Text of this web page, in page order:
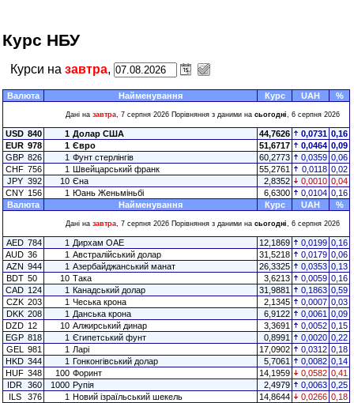
Курс НБУ
Курси на завтра,
Валюта Найменування Курс UAH %
Дані на завтра, 7 серпня 2026 Порівняння з даними на сьогодні, 6 серпня 2026
USD 840 1 Долар США 44,7626 0,0731 0,16
EUR 978 1 Євро 51,6717 0,0464 0,09
GBP 826 1 Фунт стерлінгів 60,2773 0,0359 0,06
CHF 756 1 Швейцарський франк 55,2761 0,0118 0,02
JPY 392 10 Єна 2,8352 0,0010 0,04
CNY 156 1 Юань Женьміньбі 6,6300 0,0104 0,16
Валюта
Найменування Курс UAH %
Дані на завтра, 7 серпня 2026 Порівняння з даними на сьогодні, 6 серпня 2026
AED 784 1 Дирхам ОАЕ 12,1869 0,0199 0,16
AUD 36 1 Австралійський долар 31,5218 0,0179 0,06
AZN 944 1 Азербайджанський манат 26,3325 0,0353 0,13
BDT 50 10 Така 3,6213 0,0059 0,16
CAD 124 1 Канадський долар 31,9881 0,1863 0,59
CZK 203 1 Чеська крона 2,1345 0,0007 0,03
DKK 208 1 Данська крона 6,9122 0,0061 0,09
DZD 12 10 Алжирський динар 3,3691 0,0052 0,15
EGP 818 1 Єгипетський фунт 0,8991 0,0020 0,22
GEL
981 1 Ларі 17,0902 0,0312 0,18
HKD 344 1 Гонконгівський долар 5,7061 0,0082 0,14
HUF 348 100 Форинт 14,1959 0,0582 0,41
IDR 360 1000 Рупія 2,4979 0,0063 0,25
ILS
376 1 Новий ізраїльський шекель 14,8644 0,0266 0,18